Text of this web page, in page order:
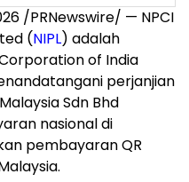
/PRNewswire/ — NPCI
(NIPL) adalah
of India
perjanjian
Sdn Bhd
nasional di
pembayaran QR